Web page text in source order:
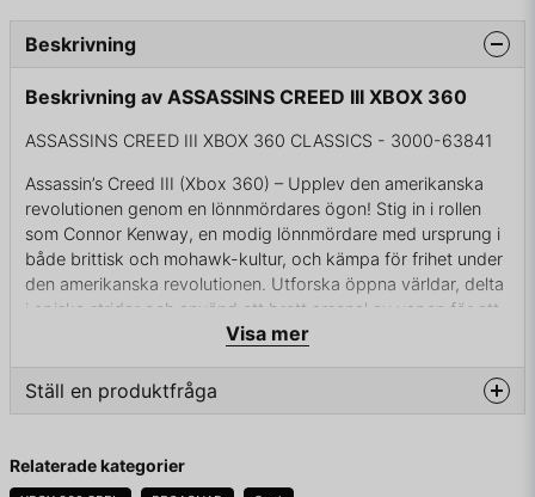
Beskrivning
Beskrivning av ASSASSINS CREED III XBOX 360
ASSASSINS CREED III XBOX 360 CLASSICS - 3000-63841
Assassin’s Creed III (Xbox 360) – Upplev den amerikanska
revolutionen genom en lönnmördares ögon! Stig in i rollen
som Connor Kenway, en modig lönnmördare med ursprung i
både brittisk och mohawk-kultur, och kämpa för frihet under
den amerikanska revolutionen. Utforska öppna världar, delta
i episka strider och använd ett brett arsenal av vapen för att
📅 Släppdatum: 31 oktober 2012 (Europa)
🧠 Genre: Action / Äventyr / Öppen värld
📦 Funktioner: Öppen värld med dynamiska
väderförhållanden 🌦️ Sjökamp och navigering på havet ⚓
Visa mer
Ställ en produktfråga
Fråga oss något om denna produkten...
Relaterade kategorier